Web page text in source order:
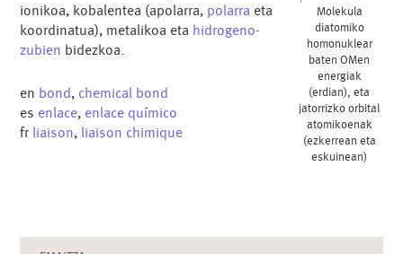
ionikoa, kobalentea (apolarra, polarra eta
koordinatua), metalikoa eta hidrogeno-
zubien bidezkoa.
en bond, chemical bond
es enlace, enlace químico
fr liaison, liaison chimique
Molekula
diatomiko
homonuklear
baten OMen
energiak
(erdian), eta
jatorrizko orbital
atomikoenak
(ezkerrean eta
eskuinean)